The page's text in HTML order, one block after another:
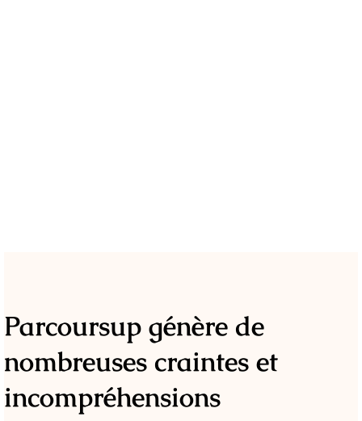
Parcoursup génère de
nombreuses craintes et
incompréhensions